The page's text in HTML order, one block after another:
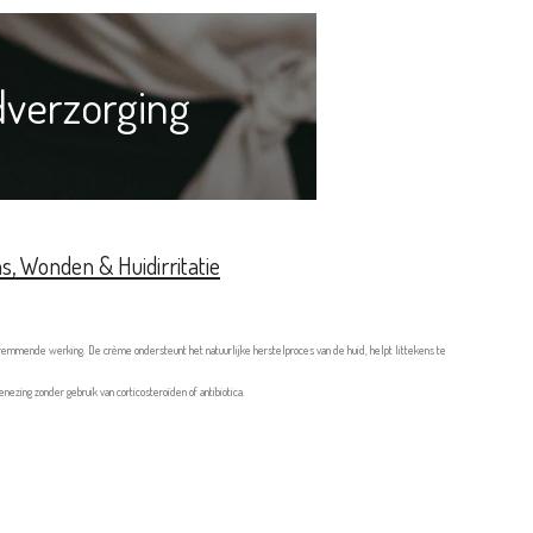
Wonden & Huidirritatie
werking. De crème ondersteunt het natuurlijke herstelproces van de huid, helpt littekens te
zonder gebruik van corticosteroïden of antibiotica.